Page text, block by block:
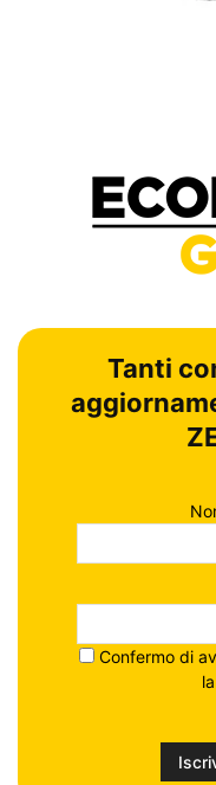
Tanti
Confermo di
la